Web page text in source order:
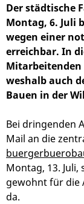
Der städtische
Montag, 6. Juli
wegen einer
erreichbar. In
weshalb auch
Bauen in der
Bei dringenden
Mail an die
Montag, 13.
gewohnt für die
da.